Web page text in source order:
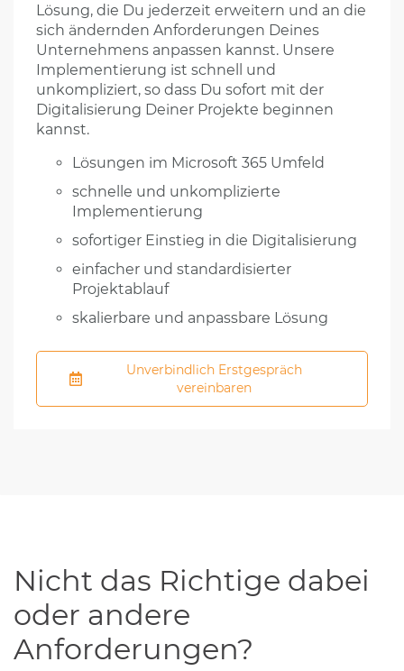
Lösung, die Du jederzeit erweitern und an die
sich ändernden Anforderungen Deines
Unternehmens anpassen kannst. Unsere
Implementierung ist schnell und
unkompliziert, so dass Du sofort mit der
Digitalisierung Deiner Projekte beginnen
kannst.
Lösungen im Microsoft 365 Umfeld
schnelle und unkomplizierte
Implementierung
sofortiger Einstieg in die Digitalisierung
einfacher und standardisierter
Projektablauf
skalierbare und anpassbare Lösung
Unverbindlich Erstgespräch
vereinbaren
Nicht das Richtige dabei
oder andere
Anforderungen?